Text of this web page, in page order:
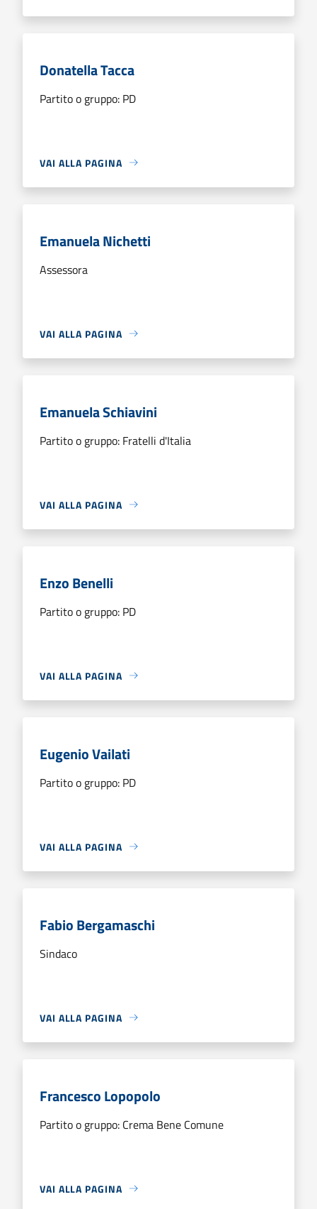
Donatella Tacca
Partito o gruppo: PD
VAI ALLA PAGINA
Emanuela Nichetti
Assessora
VAI ALLA PAGINA
Emanuela Schiavini
Partito o gruppo: Fratelli d'Italia
VAI ALLA PAGINA
Enzo Benelli
Partito o gruppo: PD
VAI ALLA PAGINA
Eugenio Vailati
Partito o gruppo: PD
VAI ALLA PAGINA
Fabio Bergamaschi
Sindaco
VAI ALLA PAGINA
Francesco Lopopolo
Partito o gruppo: Crema Bene Comune
VAI ALLA PAGINA